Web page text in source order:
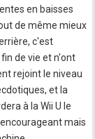
en baisses
de même mieux
c'est
de vie et n'ont
rejoint le niveau
et la
à la Wii U le
mais